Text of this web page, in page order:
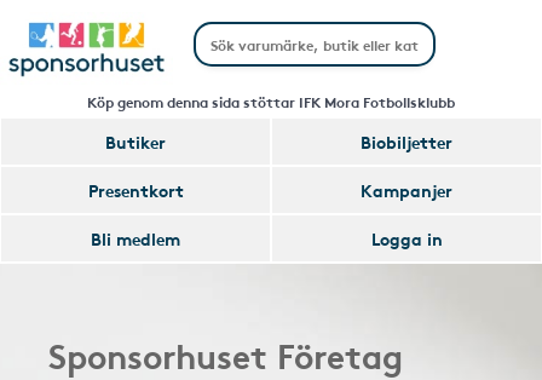
Köp genom denna sida stöttar IFK Mora Fotbollsklubb
Butiker
Biobiljetter
Presentkort
Kampanjer
Bli medlem
Logga in
Sponsorhuset Företag